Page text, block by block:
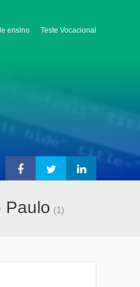
ensino Teste Vocacional
Paulo (1)